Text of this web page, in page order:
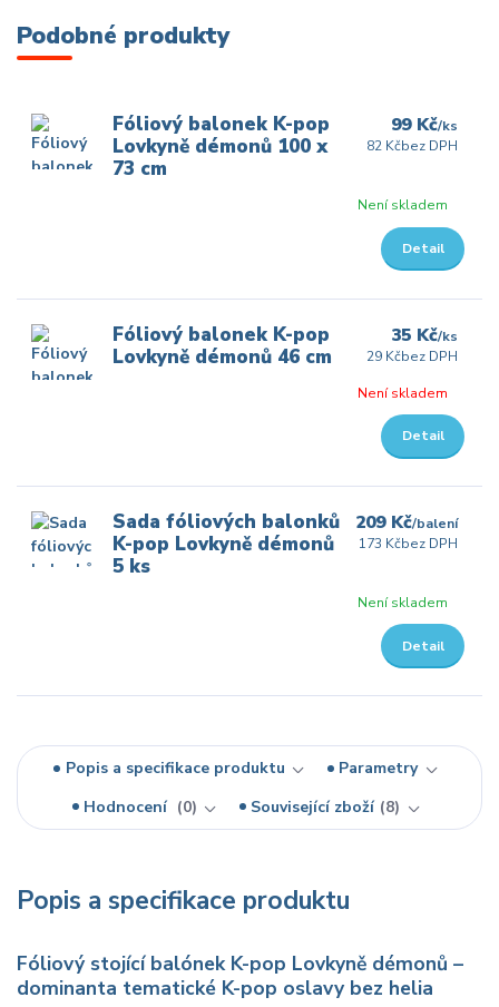
Podobné produkty
Fóliový balonek K-pop
Lovkyně démonů 100 x
73 cm
99 Kč/ks
82 Kčbez DPH
Není skladem
Detail
Fóliový balonek K-pop
Lovkyně démonů 46 cm
35 Kč/ks
29 Kčbez DPH
Není skladem
Detail
Sada fóliových balonků
K-pop Lovkyně démonů
5 ks
209 Kč/balení
173 Kčbez DPH
Není skladem
Detail
Popis a specifikace produktu
Parametry
Hodnocení
0 Související zboží 8
Popis a specifikace produktu
Fóliový stojící balónek K-pop Lovkyně démonů –
dominanta tematické K-pop oslavy bez helia